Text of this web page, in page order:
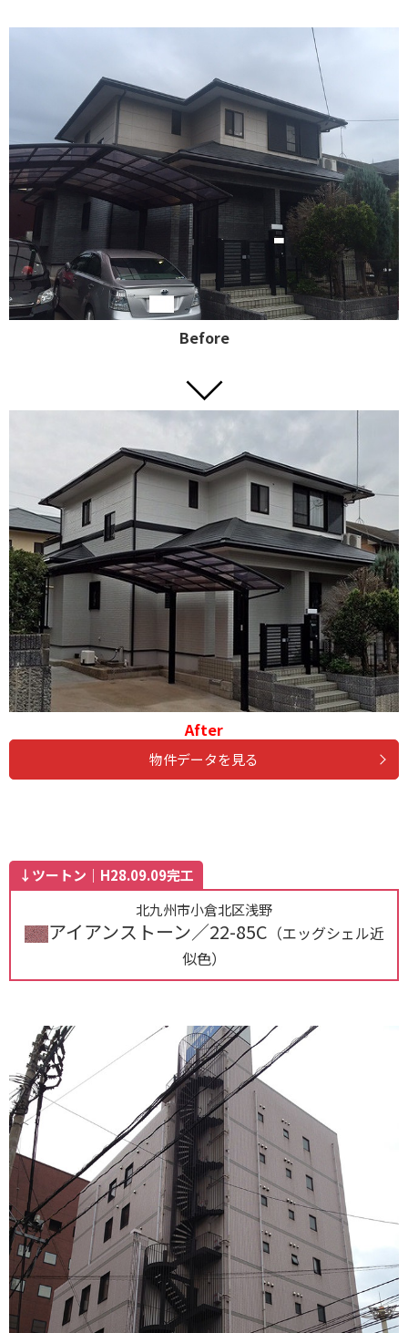
Before
After
物件データを見る
↓ツートン｜H28.09.09完工
北九州市小倉北区浅野
アイアンストーン／22-85C （エッグシェル近
似色）